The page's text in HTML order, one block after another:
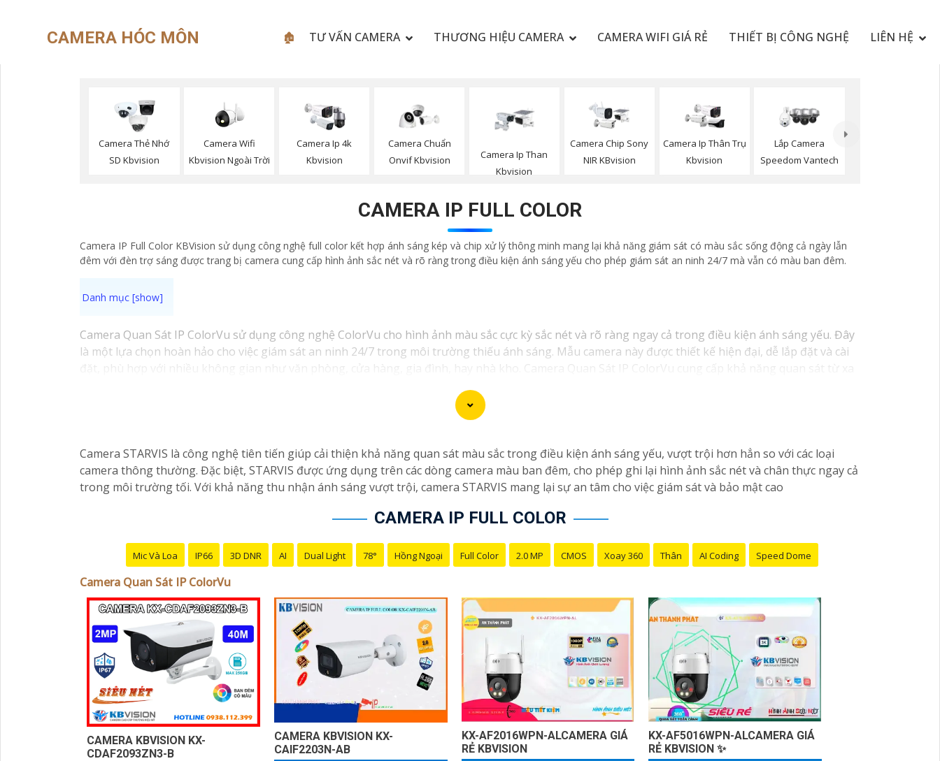
CAMERA HÓC MÔN 🏚 TƯ VẤN CAMERA THƯƠNG HIỆU CAMERA CAMERA WIFI GIÁ RẺ THIẾT BỊ CÔNG NGHỆ LIÊN HỆ
Camera Thẻ Nhớ
SD Kbvision
Camera Wifi
Kbvision Ngoài Trời
Camera Ip 4k
Kbvision
Camera Chuẩn
Onvif Kbvision
Camera Ip Than
Kbvision
Camera Chip Sony
NIR KBvision
Camera Ip Thân Trụ
Kbvision
Lắp Camera
Speedom Vantech
CAMERA IP FULL COLOR
Camera IP Full Color KBVision sử dụng công nghệ full color kết hợp ánh sáng kép và chip xử lý thông minh mang lại khả năng giám sát có màu sắc sống động cả ngày lẫn
đêm với đèn trợ sáng được trang bị camera cung cấp hình ảnh sắc nét và rõ ràng trong điều kiện ánh sáng yếu cho phép giám sát an ninh 24/7 mà vẫn có màu ban đêm.
Camera Quan Sát IP ColorVu sử dụng công nghệ ColorVu cho hình ảnh màu sắc cực kỳ sắc nét và rõ ràng ngay cả trong điều kiện ánh sáng yếu. Đây
là một lựa chọn hoàn hảo cho việc giám sát an ninh 24/7 trong môi trường thiếu ánh sáng. Mẫu camera này được thiết kế hiện đại, dễ lắp đặt và cài
đặt, phù hợp với nhiều không gian như văn phòng, cửa hàng, gia đình, hay nhà kho. Camera Quan Sát IP ColorVu cung cấp khả năng quan sát từ xa
Camera STARVIS là công nghệ tiên tiến giúp cải thiện khả năng quan sát màu sắc trong điều kiện ánh sáng yếu, vượt trội hơn hẳn so với các loại
camera thông thường. Đặc biệt, STARVIS được ứng dụng trên các dòng camera màu ban đêm, cho phép ghi lại hình ảnh sắc nét và chân thực ngay cả
trong môi trường tối. Với khả năng thu nhận ánh sáng vượt trội, camera STARVIS mang lại sự an tâm cho việc giám sát và bảo mật cao
CAMERA IP FULL COLOR
Mic Và Loa IP66 3D DNR AI Dual Light 78° Hồng Ngoại Full Color 2.0 MP CMOS Xoay 360 Thân AI Coding Speed Dome
Camera Quan Sát IP ColorVu
CAMERA KBVISION KX-
CDAF2093ZN3-B
CAMERA KBVISION KX-
CAIF2203N-AB
KX-AF2016WPN-ALCAMERA GIÁ
RẺ KBVISION
KX-AF5016WPN-ALCAMERA GIÁ
RẺ KBVISION ✨